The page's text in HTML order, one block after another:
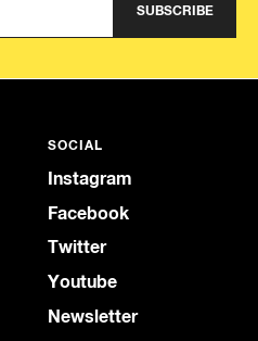
SUBSCRIBE
SOCIAL
Instagram
Facebook
Twitter
Youtube
Newsletter